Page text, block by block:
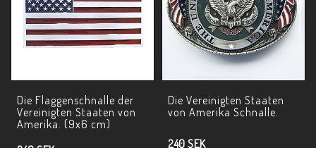
Die Flaggenschnalle der
Vereinigten Staaten von
Amerika. (9x6 cm)
Die Vereinigten Staaten
von Amerika Schnalle.
240 SEK